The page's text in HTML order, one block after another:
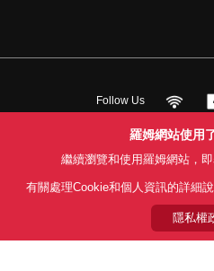
Follow Us
利用目的 隱私權政策 網站
© 1997 - 2026 ROHM CO.,
羅姆網站使用
繼續瀏覽和使用羅姆網站，即
有關處理Cookie和個人資訊的詳細
隱私權